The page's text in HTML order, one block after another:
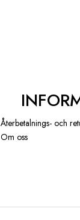
Återbetalnings- och
Om oss